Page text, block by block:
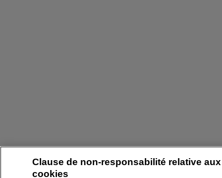
Clause de non-responsabilité relative aux
cookies